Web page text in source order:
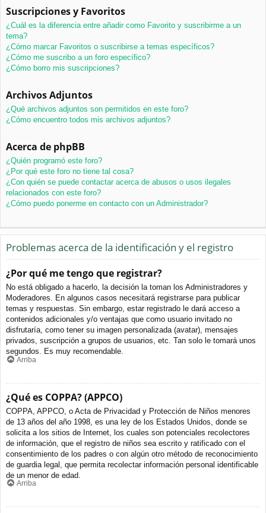
Suscripciones y Favoritos
¿Cuál es la diferencia entre añadir como Favorito y suscribirme a un
tema?
¿Cómo marcar Favoritos o suscribirse a temas específicos?
¿Cómo me suscribo a un foro específico?
¿Cómo borro mis suscripciones?
Archivos Adjuntos
¿Qué archivos adjuntos son permitidos en este foro?
¿Cómo encuentro todos mis archivos adjuntos?
Acerca de phpBB
¿Quién programó este foro?
¿Por qué este foro no tiene tal cosa?
¿Con quién se puede contactar acerca de abusos o usos ilegales
relacionados con este foro?
¿Cómo puedo ponerme en contacto con un Administrador?
Problemas acerca de la identificación y el registro
¿Por qué me tengo que registrar?
No está obligado a hacerlo, la decisión la toman los Administradores y
Moderadores. En algunos casos necesitará registrarse para publicar
temas y respuestas. Sin embargo, estar registrado le dará acceso a
contenidos adicionales y/o ventajas que como usuario invitado no
disfrutaría, como tener su imagen personalizada (avatar), mensajes
privados, suscripción a grupos de usuarios, etc. Tan solo le tomará unos
segundos. Es muy recomendable.
Arriba
¿Qué es COPPA? (APPCO)
COPPA, APPCO, o Acta de Privacidad y Protección de Niños menores
de 13 años del año 1998, es una ley de los Estados Unidos, donde se
solicita a los sitios de Internet, los cuales son potenciales recolectores
de información, que el registro de niños sea escrito y ratificado con el
consentimiento de los padres o con algún otro método de reconocimiento
de guardia legal, que permita recolectar información personal identificable
de un menor de edad.
Arriba